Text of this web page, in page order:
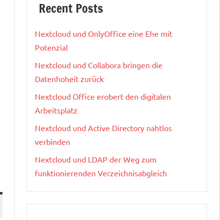
Recent Posts
Nextcloud und OnlyOffice eine Ehe mit
Potenzial
Nextcloud und Collabora bringen die
Datenhoheit zurück
Nextcloud Office erobert den digitalen
Arbeitsplatz
Nextcloud und Active Directory nahtlos
verbinden
Nextcloud und LDAP der Weg zum
funktionierenden Verzeichnisabgleich